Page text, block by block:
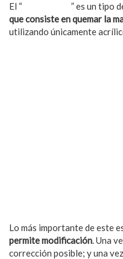
El “ ” es un tipo
que consiste en quemar la
utilizando únicamente
Lo más importante de este
permite modificación. Una
corrección posible; y una